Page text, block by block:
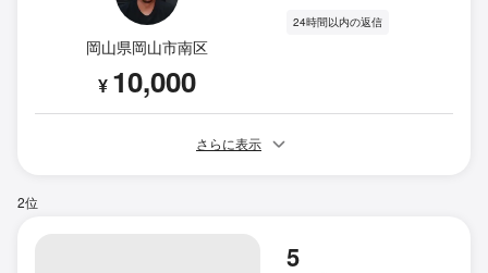
岡山県岡山市南区
¥ 10,000
24時間以内の返信
さらに表示
2位
5